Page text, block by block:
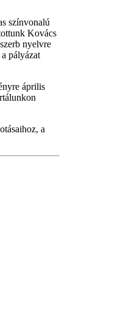
színvonalú
Kovács
nyelvre
pályázat
április
a